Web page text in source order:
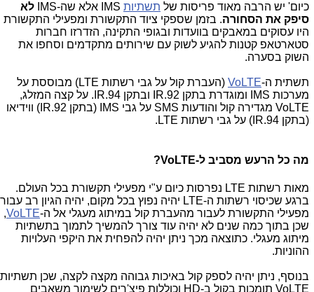
כיום' יש הרבה מאוד פריסות של תשתיות IMS אלא שה-IMS לא
סיפק את הסחורה. בזמן שספקי ציוד התקשורת ומפעילי התקשורת
היו עסוקים במאבקים בוועדות ובגופי התקינה, הזדרזו חברות
סטארטאפ קטנות להגיע לשוק עם שירותים מתקדמים וסחפו את
השוק בסערה.
תשתית ה-VoLTE (העברת קול על גבי רשתות LTE) מבוססת על
מערכות IMS ומוגדרת בתקן IR.92 ובתקן IR.94 . על קצה המזלג,
VoLTE מגדירה קול והודעות SMS על גבי IMS (בתקן IR.92 ) ווידיאו
(בתקן IR.94 ) על גבי רשתות LTE
.
מה כל הרעש מסביב ל-VoLTE
?
מאות רשתות LTE נפרסות כיום ע"י מפעילי תקשורת בכל העולם.
ברגע שכיסוי רשתות ה-LTE יהיה נפוץ בכל מקום, יהיה הגיון רב עבור
מפעילי התקשורת לעבור מהעברת קול במיתוג מעגלי אל ה-VoLTE
,
שכן בתוך כמה שנים לא יהיה עוד צורך להמשיך לתמוך בתשתיות
מיתוג מעגלי. כתוצאה מכך ניתן יהיה להפחית את היקפי העלויות
ההוניות.
בנוסף, ניתן יהיה לספק קול באיכות גבוהה מקצה לקצה, שכן תשתיות
VoLTE תומכות בקול ב-HD וכוללות פיצ'רים לשימור משאבים